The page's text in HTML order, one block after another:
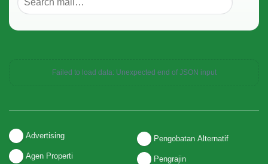
Failed to load data: Unexpected end of JSON input
Advertising
Agen Properti
Pengobatan Alternatif
Pengrajin